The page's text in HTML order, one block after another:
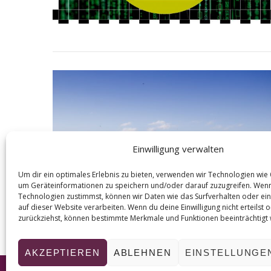
Einwilligung verwalten
Um dir ein optimales Erlebnis zu bieten, verwenden wir Technologien wie
um Geräteinformationen zu speichern und/oder darauf zuzugreifen.
Technologien zustimmst, können wir Daten wie das Surfverhalten oder
auf dieser Website verarbeiten. Wenn du deine Einwilligung nicht erteilst
zurückziehst, können bestimmte Merkmale und Funktionen beeinträchtigt
AKZEPTIEREN ABLEHNEN